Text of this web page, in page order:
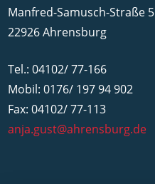
Manfred-Samusch-Straße 5
22926 Ahrensburg
Tel.: 04102/ 77-166
Mobil: 0176/ 197 94 902
Fax: 04102/ 77-113
anja.gust@ahrensburg.de